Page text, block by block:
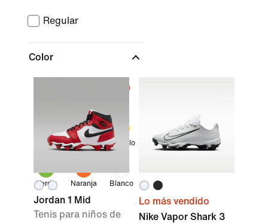
Regular
Color
Azul Negro Amarillo
Verde Naranja Blanco
Jordan 1 Mid
Tenis para niños de
Lo más vendido
Nike Vapor Shark 3